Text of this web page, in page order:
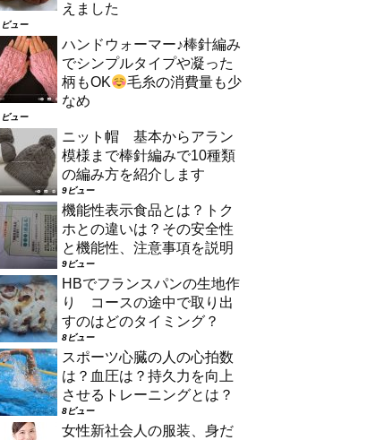
えました
ュー
ハンドウォーマー♪棒針編み
でシンプルタイプや凝った
柄もOK
毛糸の消費量も少
なめ
ュー
ニット帽 基本からアラン
模様まで棒針編みで10種類
の編み方を紹介します
9ビュー
機能性表示食品とは？トク
ホとの違いは？その安全性
と機能性、注意事項を説明
9ビュー
HBでフランスパンの生地作
り コースの途中で取り出
すのはどのタイミング？
8ビュー
スポーツ心臓の人の心拍数
は？血圧は？持久力を向上
させるトレーニングとは？
8ビュー
女性新社会人の服装、身だ